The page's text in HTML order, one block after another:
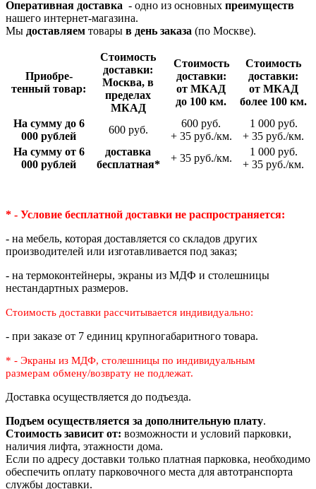
Оперативная доставка - одно из основных преимуществ
нашего интернет-магазина.
Мы доставляем товары в день заказа (по Москве).
Приобре­
тенный товар:
Стои­мость
доставки:
Москва, в
пределах
МКАД
Стои­мость
доставки:
от МКАД
до 100 км.
Стои­мость
доставки:
от МКАД
более 100 км.
На сумму до 6
000 рублей
600 руб.
600 руб.
+ 35 руб./км.
1 000 руб.
+ 35 руб./км.
На сумму от 6
000 рублей
доставка
беспла­тная*
+ 35 руб./км.
1 000 руб.
+ 35 руб./км.
* - Условие бесплатной доставки не распространяется:
- на мебель, которая доставляется со складов других
производителей или изготавливается под заказ;
- на термоконтейнеры, экраны из МДФ и столешницы
нестандартных размеров.
Стоимость доставки рассчитывается индивидуально:
- при заказе от 7 единиц крупногабаритного товара.
* - Экраны из МДФ, столешницы по индивидуальным
размерам обмену/возврату не подлежат.
Доставка осуществляется до подъезда.
Подъем осуществляется за дополнительную плату.
Стоимость зависит от: возможности и условий парковки,
наличия лифта, этажности дома.
Если по адресу доставки только платная парковка, необходимо
обеспечить оплату парковочного места для автотранспорта
службы доставки.